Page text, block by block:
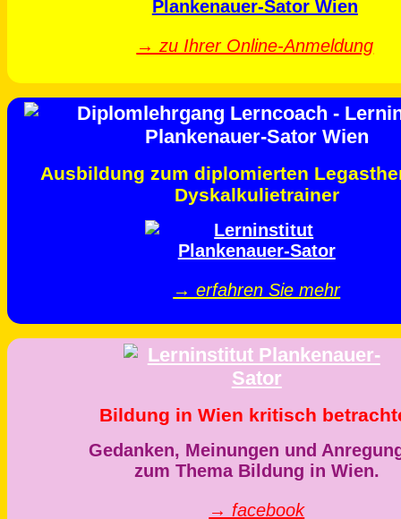
→ zu Ihrer Online-Anmeldung
Ausbildung zum diplomierten
Dyskalkulietrainer
→ erfahren Sie mehr
Bildung in Wien kritisch
Gedanken, Meinungen und
zum Thema Bildung in Wien.
→ facebook